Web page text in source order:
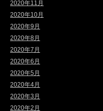
2020年11月
2020年10月
2020年9月
2020年8月
2020年7月
2020年6月
2020年5月
2020年4月
2020年3月
2020年2月